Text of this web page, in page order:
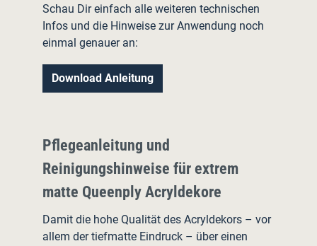
Schau Dir einfach alle weiteren technischen
Infos und die Hinweise zur Anwendung noch
einmal genauer an:
Download Anleitung
Pflegeanleitung und
Reinigungshinweise für extrem
matte Queenply Acryldekore
Damit die hohe Qualität des Acryldekors – vor
allem der tiefmatte Eindruck – über einen